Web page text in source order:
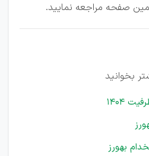
صفحه مراجعه نمایید.
بخوانید
1404
بهورز